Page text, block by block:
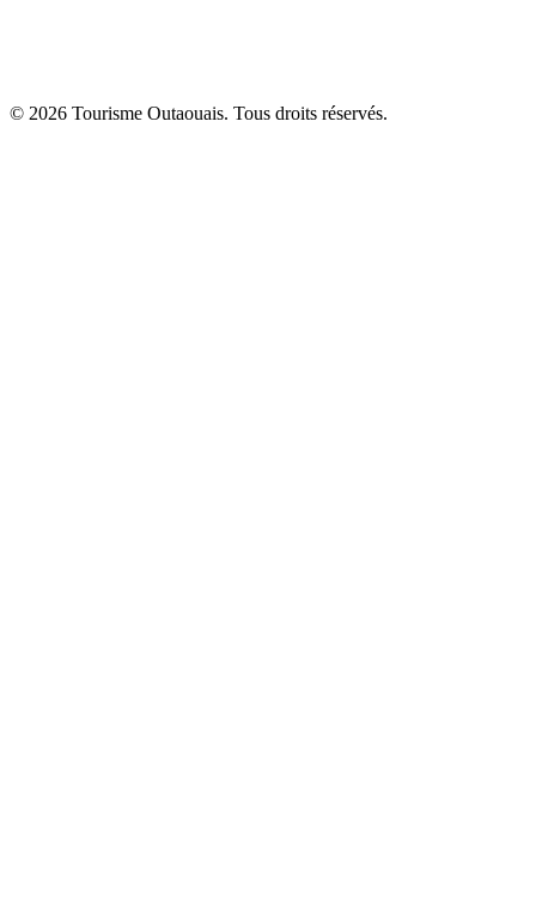
© 2026 Tourisme Outaouais. Tous droits réservés.